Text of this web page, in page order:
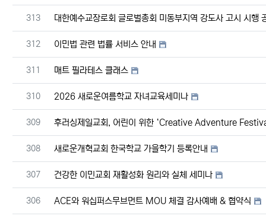
번호
313 대한예수교장로회 글로벌총회 미동부지역 강도사 고시 시행
번호
312 이민법 관련 법률 서비스 안내
번호
311 매트 필라테스 클래스
번호
310 2026 새로운여름학교 자녀교육세미나
번호
309 후러싱제일교회, 어린이 위한 ‘Creative Adventure
번호
308 새로운개혁교회 한국학교 가을학기 등록안내
번호
307 건강한 이민교회 재활성화 원리와 실체 세미나
번호
306 ACE와 워십퍼스무브먼트 MOU 체결 감사예배 & 협약식